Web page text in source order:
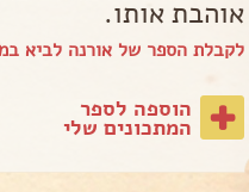
אוהבת אותו.
לקבלת הספר של אורנה לביא
הוספה לספר
המתכונים שלי